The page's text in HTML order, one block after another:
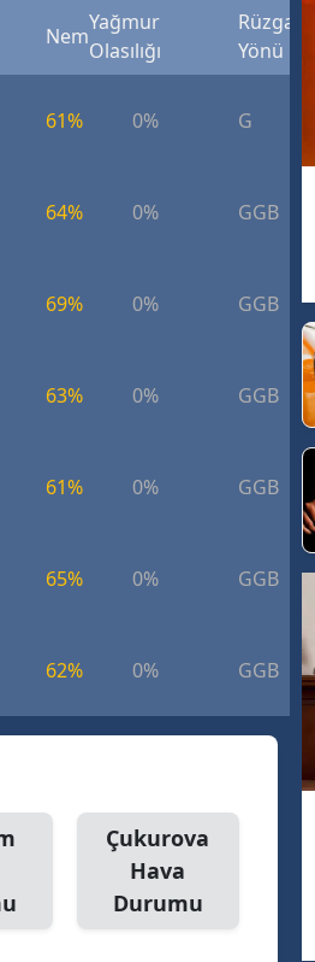
Nem
Yağmur
Olasılığı
Rüzgar
Yönü
61% 0% G
64% 0% GGB
69% 0% GGB
63% 0% GGB
61% 0% GGB
65% 0% GGB
62% 0% GGB
Çukurova
Hava
Durumu